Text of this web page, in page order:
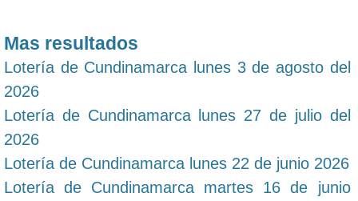
Mas resultados
Lotería de Cundinamarca lunes 3 de agosto del
2026
Lotería de Cundinamarca lunes 27 de julio del
2026
Lotería de Cundinamarca lunes 22 de junio 2026
Lotería de Cundinamarca martes 16 de junio